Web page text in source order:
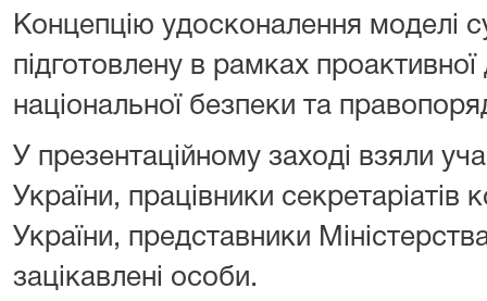
Концепцію удосконалення моделі
підготовлену в рамках проактивної
національної безпеки та
У презентаційному заході взяли
України, працівники секретаріатів
України, представники
зацікавлені особи.